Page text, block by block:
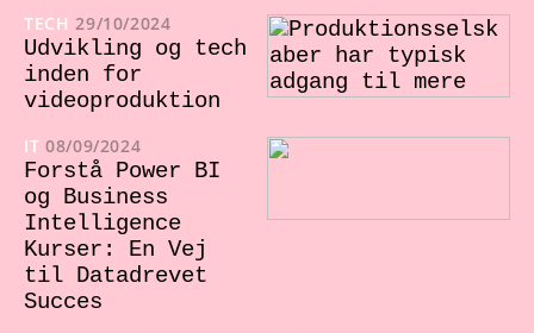
TECH 29/10/2024
Udvikling og tech
inden for
videoproduktion
IT 08/09/2024
Forstå Power BI
og Business
Intelligence
Kurser: En Vej
til Datadrevet
Succes